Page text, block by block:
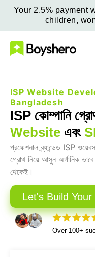
Your 2.5% payment
children,
ISP Website
Bangladesh
ISP কোম্পানি
Website এবং
প্রফেশনাল ব্র্যান্ডেড ISP
গ্রোথ নিয়ে আসুন অর্গানিক
থেকেই।
Let's Build
Over 100+